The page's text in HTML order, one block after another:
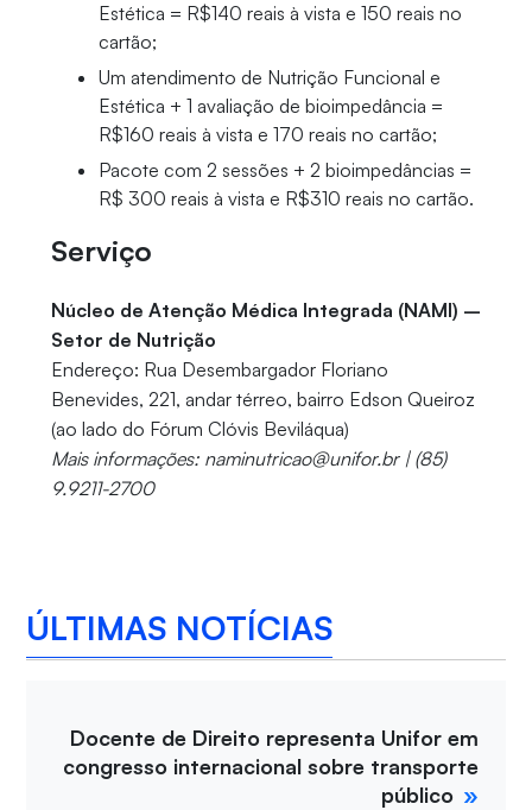
Estética = R$140 reais à vista e 150 reais no
cartão;
Um atendimento de Nutrição Funcional e
Estética + 1 avaliação de bioimpedância =
R$160 reais à vista e 170 reais no cartão;
Pacote com 2 sessões + 2 bioimpedâncias =
R$ 300 reais à vista e R$310 reais no cartão.
Serviço
Núcleo de Atenção Médica Integrada (NAMI) –
Setor de Nutrição
Endereço: Rua Desembargador Floriano
Benevides, 221, andar térreo, bairro Edson Queiroz
(ao lado do Fórum Clóvis Beviláqua)
Mais informações: naminutricao@unifor.br | (85)
9.9211-2700
ÚLTIMAS NOTÍCIAS
Docente de Direito representa Unifor em
congresso internacional sobre transporte
público